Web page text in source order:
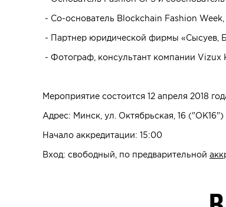
- Со-основатель Blockchain Fashion
- Партнер юридической фирмы «Сысуев,
- Фотограф, консультант компании
Мероприятие состоится 12 апреля 2018
Адрес: Минск, ул. Октябрьская, 16 ("ОК16")
Начало аккредитации: 15:00
Вход: свободный, по предварительной